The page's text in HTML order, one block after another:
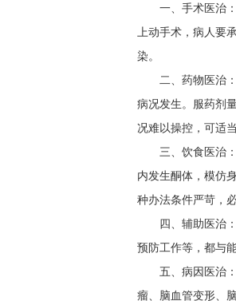
一、手术医治
上动手术，病人要
染。
二、药物医治
病况发生。服药剂
况难以操控，可适
三、饮食医治
内发生酮体，模仿
种办法条件严苛，
四、辅助医治
预防工作等，都与
五、病因医治
瘤、脑血管变形、